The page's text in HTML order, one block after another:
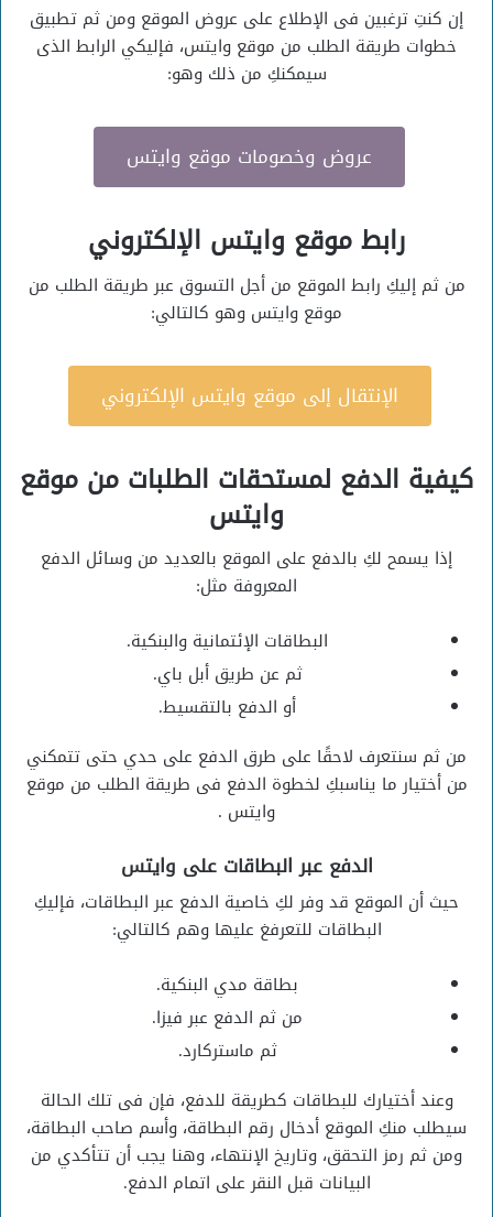
إن كنتِ ترغبين فى الإطلاع على عروض الموقع ومن ثم تطبيق
خطوات طريقة الطلب من موقع وايتس، فإليكي الرابط الذى
سيمكنكِ من ذلك وهو:
عروض وخصومات موقع وايتس
رابط موقع وايتس الإلكتروني
من ثم إليكِ رابط الموقع من أجل التسوق عبر طريقة الطلب من
موقع وايتس وهو كالتالي:
الإنتقال إلى موقع وايتس الإلكتروني
كيفية الدفع لمستحقات الطلبات من موقع
وايتس
إذا يسمح لكِ بالدفع على الموقع بالعديد من وسائل الدفع
المعروفة مثل:
البطاقات الإئتمانية والبنكية.
ثم عن طريق أبل باي.
أو الدفع بالتقسيط.
من ثم سنتعرف لاحقًا على طرق الدفع على حدي حتى تتمكني
من أختيار ما يناسبكِ لخطوة الدفع فى طريقة الطلب من موقع
وايتس .
الدفع عبر البطاقات على وايتس
حيث أن الموقع قد وفر لكِ خاصية الدفع عبر البطاقات، فإليكِ
البطاقات للتعرفغ عليها وهم كالتالي:
بطاقة مدي البنكية.
من ثم الدفع عبر فيزا.
ثم ماستركارد.
وعند أختيارك للبطاقات كطريقة للدفع، فإن فى تلك الحالة
سيطلب منكِ الموقع أدخال رقم البطاقة، وأسم صاحب البطاقة،
ومن ثم رمز التحقق، وتاريخ الإنتهاء، وهنا يجب أن تتأكدي من
البيانات قبل النقر على اتمام الدفع.